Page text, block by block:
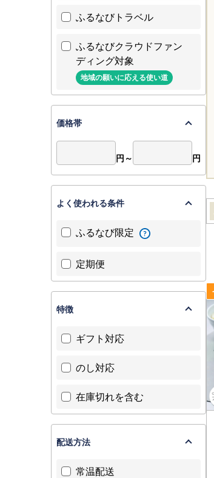
ふるなびトラベル
ふるなびクラウドファン
ディング対象
地域の願いに応える使い道
価格帯
円～ 円
よく使われる条件
ふるなび限定
定期便
特徴
ギフト対応
のし対応
在庫切れを含む
配送方法
常温配送